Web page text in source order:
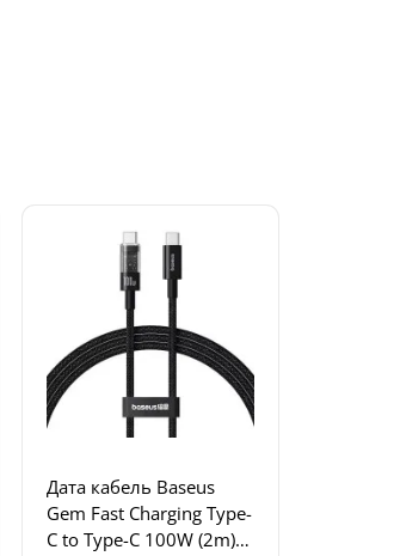
Дата кабель Baseus
Gem Fast Charging Type-
C to Type-C 100W (2m)